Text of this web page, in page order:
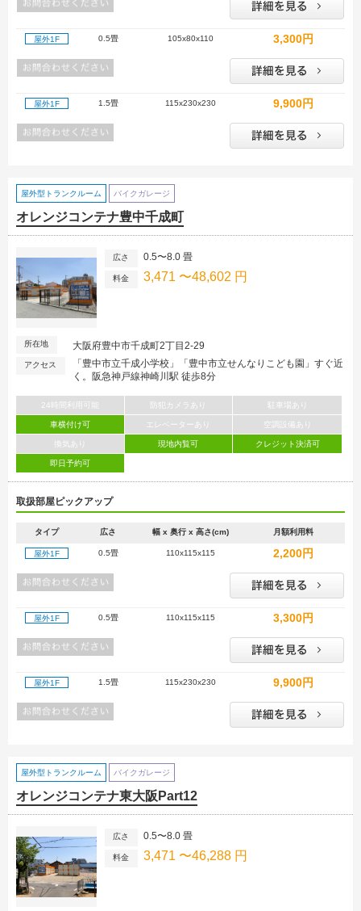
屋外1F 0.5畳 105x80x110 3,300円
屋外1F 1.5畳 115x230x230 9,900円
屋外型トランクルーム バイクガレージ
オレンジコンテナ豊中千成町
広さ 0.5〜8.0 畳
料金 3,471 〜48,602 円
所在地 大阪府豊中市千成町2丁目2-29
アクセス
「豊中市立千成小学校」「豊中市立せんなりこども園」すぐ近
く。阪急神戸線神崎川駅 徒歩8分
24時間利用可能 防犯カメラあり 駐車場あり
車横付け可 エレベーターあり 空調設備あり
換気あり 現地内覧可 クレジット決済可
即日予約可
取扱部屋ピックアップ
タイプ 広さ 幅 x 奥行 x 高さ(cm) 月額利用料
屋外1F 0.5畳 110x115x115 2,200円
屋外1F 0.5畳 110x115x115 3,300円
屋外1F 1.5畳 115x230x230 9,900円
屋外型トランクルーム バイクガレージ
オレンジコンテナ東大阪Part12
広さ 0.5〜8.0 畳
料金 3,471 〜46,288 円